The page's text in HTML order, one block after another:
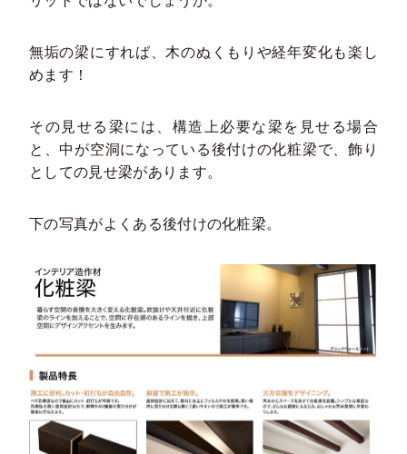
無垢の梁にすれば、木のぬくもりや経年変化も楽し
めます！
その見せる梁には、構造上必要な梁を見せる場合
と、中が空洞になっている後付けの化粧梁で、飾り
としての見せ梁があります。
下の写真がよくある後付けの化粧梁。